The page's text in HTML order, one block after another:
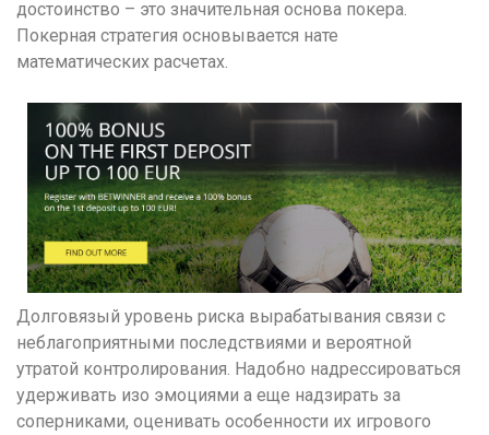
достоинство – это значительная основа покера.
Покерная стратегия основывается нате
математических расчетах.
Долговязый уровень риска вырабатывания связи с
неблагоприятными последствиями и вероятной
утратой контролирования. Надобно надрессироваться
удерживать изо эмоциями а еще надзирать за
соперниками, оценивать особенности их игрового